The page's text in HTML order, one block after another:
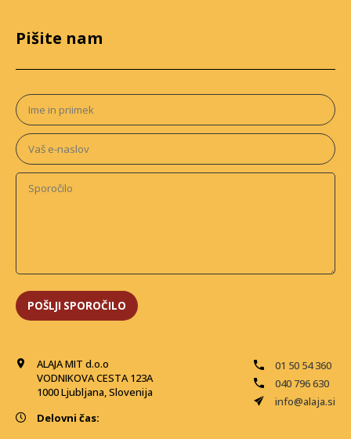
ALAJA MIT d.o.o
VODNIKOVA CESTA 123A
1000 Ljubljana, Slovenija
01 50 54 360
040 796 630
info@alaja.si
Delovni čas:
Pišite nam